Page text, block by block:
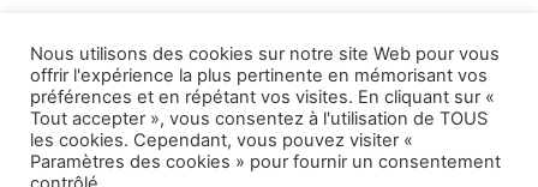
Mentions légales
Tous droits réservés CFE-CGC ADECCO.
Nous utilisons des cookies sur notre site Web pour vous
offrir l'expérience la plus pertinente en mémorisant vos
préférences et en répétant vos visites. En cliquant sur «
Tout accepter », vous consentez à l'utilisation de TOUS
les cookies. Cependant, vous pouvez visiter «
Paramètres des cookies » pour fournir un consentement